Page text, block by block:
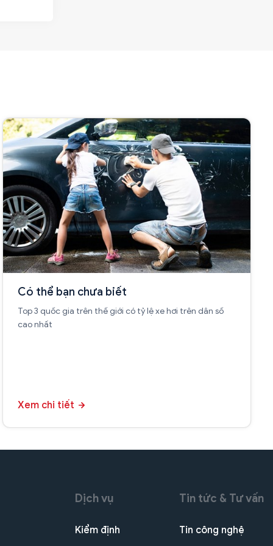
Có thể bạn chưa biết
Top 3 quốc gia trên thế giới có tỷ lệ xe hơi trên dân số
cao nhất
Xem chi tiết
Dịch vụ
Kiểm định
Tin tức & Tư vấn
Tin công nghệ